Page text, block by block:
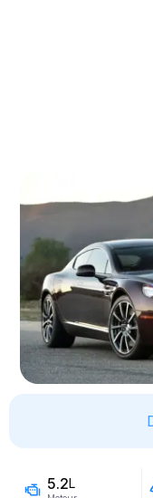
5.2L